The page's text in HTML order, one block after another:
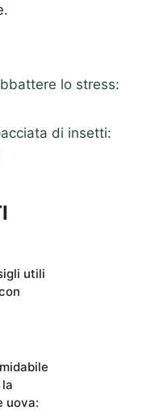
lo stress:
di insetti:
utili
uova: